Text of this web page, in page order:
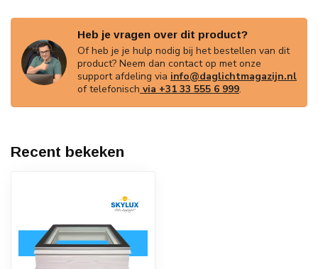
Heb je vragen over dit product?
Of heb je je hulp nodig bij het bestellen van dit
product? Neem dan contact op met onze
support afdeling via info@daglichtmagazijn.nl
of telefonisch via +31 33 555 6 999.
Recent bekeken